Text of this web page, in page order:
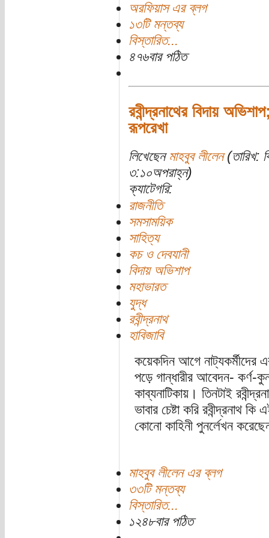
অরফিয়াস এর ব্লগ
১৩টি মন্তব্য
বিস্তারিত...
৪৭৬বার পঠিত
রবীন্দ্রনাথের বিদায়
রূপরেখা
লিখেছেন মাহবুব লীলেন(তারিখ:
৩:১০অপরাহ্ন)
ক্যাটেগরি:
রাজনীতি
সমসাময়িক
সাহিত্য
কচ ও দেবযানী
বিদায় অভিশাপ
মহাভারত
যুদ্ধ
রবীন্দ্রনাথ
হাবিজাবি
কয়েকদিন আগে নাট্যকর্মীদের
পড়ে গান্ধারীর আবেদন- কর্ণ-
কাব্যনাটিকায়। তিনটাই
ভাবার চেষ্টা করি রবীন্দ্রনাথ
কোনো কাহিনী পুনর্লেখন
মাহবুব লীলেন এর ব্লগ
৩৩টি মন্তব্য
বিস্তারিত...
১২৪৮বার পঠিত